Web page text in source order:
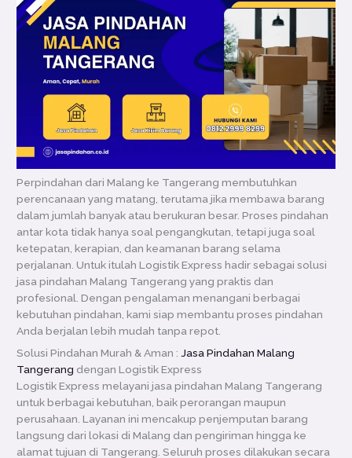
Perpindahan dari Malang ke Tangerang membutuhkan
perencanaan yang matang, terutama jika membawa barang
dalam jumlah banyak atau berukuran besar. Proses pindahan
antar kota tidak hanya soal pengangkutan, tetapi juga soal
ketepatan, kerapian, dan keamanan barang selama
perjalanan. Untuk itulah Logistik Express hadir sebagai solusi
jasa pindahan Malang Tangerang yang praktis dan
profesional. Dengan pengalaman menangani berbagai
kebutuhan pindahan, kami siap membantu proses pindahan
Anda berjalan lebih mudah tanpa repot.
Solusi Pindahan Murah & Aman : Jasa Pindahan Malang
Tangerang dengan Logistik Express
Logistik Express melayani jasa pindahan Malang Tangerang
untuk berbagai kebutuhan, baik perorangan maupun
perusahaan. Layanan ini mencakup penjemputan barang
langsung dari lokasi di Malang dan pengiriman hingga ke
alamat tujuan di Tangerang. Seluruh proses dilakukan secara